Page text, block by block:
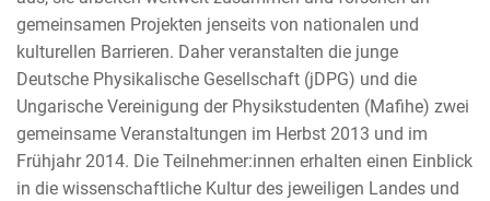
gemeinsamen Projekten jenseits von nationalen und
kulturellen Barrieren. Daher veranstalten die junge
Deutsche Physikalische Gesellschaft (jDPG) und die
Ungarische Vereinigung der Physikstudenten (Mafihe) zwei
gemeinsame Veranstaltungen im Herbst 2013 und im
Frühjahr 2014. Die Teilnehmer:innen erhalten einen Einblick
in die wissenschaftliche Kultur des jeweiligen Landes und